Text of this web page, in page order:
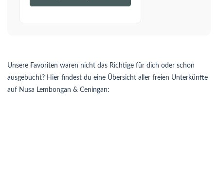
Unsere Favoriten waren nicht das Richtige für dich oder schon
ausgebucht? Hier findest du eine Übersicht aller freien Unterkünfte
auf Nusa Lembongan & Ceningan: